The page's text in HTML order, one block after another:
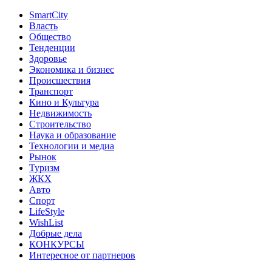
SmartCity
Власть
Общество
Тенденции
Здоровье
Экономика и бизнес
Происшествия
Транспорт
Кино и Культура
Недвижимость
Строительство
Наука и образование
Технологии и медиа
Рынок
Туризм
ЖКХ
Авто
Спорт
LifeStyle
WishList
Добрые дела
КОНКУРСЫ
Интересное от партнеров